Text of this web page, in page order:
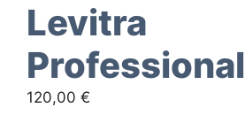
Levitra
Professional
120,00 €